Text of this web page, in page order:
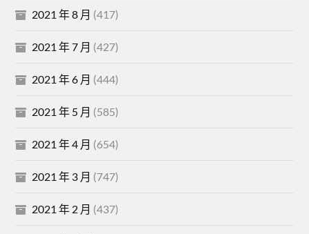
2021 年 8 月 (417)
2021 年 7 月 (427)
2021 年 6 月 (444)
2021 年 5 月 (585)
2021 年 4 月 (654)
2021 年 3 月 (747)
2021 年 2 月 (437)